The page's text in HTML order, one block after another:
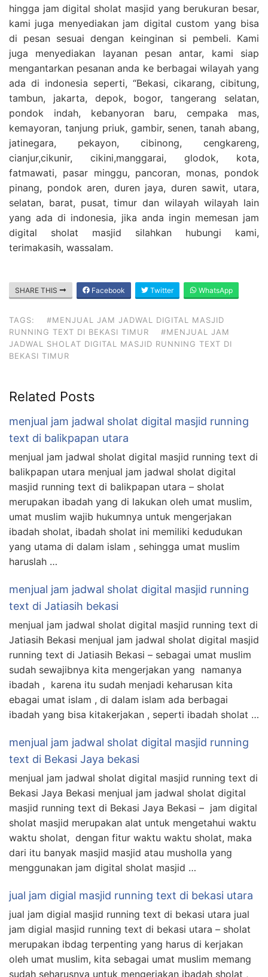
hingga jam digital sholat masjid yang berukuran besar,
kami juga menyediakan jam digital custom yang bisa
di pesan sesuai dengan keinginan si pembeli. Kami
juga menyediakan layanan pesan antar, kami siap
mengantarkan pesanan anda ke berbagai wilayah yang
ada di indonesia seperti, “Bekasi, cikarang, cibitung,
tambun, jakarta, depok, bogor, tangerang selatan,
pondok indah, kebanyoran baru, cempaka mas,
kemayoran, tanjung priuk, gambir, senen, tanah abang,
jatinegara, pekayon, cibinong, cengkareng,
cianjur,cikunir, cikini,manggarai, glodok, kota,
fatmawati, pasar minggu, pancoran, monas, pondok
pinang, pondok aren, duren jaya, duren sawit, utara,
selatan, barat, pusat, timur dan wilayah wilayah lain
yang ada di indonesia, jika anda ingin memesan jam
digital sholat masjid silahkan hubungi kami,
terimakasih, wassalam.
SHARE THIS Facebook Twitter WhatsApp
TAGS:
#MENJUAL JAM JADWAL DIGITAL MASJID
RUNNING TEXT DI BEKASI TIMUR
#MENJUAL JAM
JADWAL SHOLAT DIGITAL MASJID RUNNING TEXT DI
BEKASI TIMUR
Related Posts
menjual jam jadwal sholat digital masjid running
text di balikpapan utara
menjual jam jadwal sholat digital masjid running text di
balikpapan utara menjual jam jadwal sholat digital
masjid running text di balikpapan utara – sholat
merupakan ibadah yang di lakukan oleh umat muslim,
umat muslim wajib hukumnya untuk mengerjakan
ibadah sholat, ibadah sholat ini memiliki kedudukan
yang utama di dalam islam , sehingga umat muslim
haruslah …
menjual jam jadwal sholat digital masjid running
text di Jatiasih bekasi
menjual jam jadwal sholat digital masjid running text di
Jatiasih Bekasi menjual jam jadwal sholat digital masjid
running text di Jatiasih Bekasi – sebagai umat muslim
sudah sewajibnya kita mengerjakan yang namanya
ibadah , karena itu sudah menjadi keharusan kita
ebagai umat islam , di dalam islam ada berbagai
ibadah yang bisa kitakerjakan , seperti ibadah sholat …
menjual jam jadwal sholat digital masjid running
text di Bekasi Jaya bekasi
menjual jam jadwal sholat digital masjid running text di
Bekasi Jaya Bekasi menjual jam jadwal sholat digital
masjid running text di Bekasi Jaya Bekasi – jam digital
sholat masjid merupakan alat untuk mengetahui waktu
waktu sholat, dengan fitur waktu waktu sholat, maka
dari itu banyak masjid masjid atau musholla yang
menggunakan jam digital sholat masjid …
jual jam digial masjid running text di bekasi utara
jual jam digial masjid running text di bekasi utara jual
jam digial masjid running text di bekasi utara – sholat
merupakan ibdag terpenting yang harus di kerjakan
oleh umat muslim, kita sebagai umat muslim memang
sudah seharusnya untuk mengerjakan ibadah sholat ,